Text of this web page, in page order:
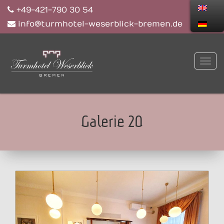
+49-421-790 30 54
info@turmhotel-weserblick-bremen.de
Galerie 20